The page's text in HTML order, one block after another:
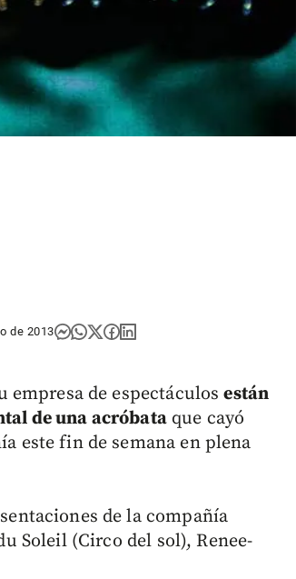
de 2013
empresa de espectáculosestán
de una acróbataque cayó
este fin de semana en plena
de la compañía
Soleil (Circo del sol), Renee-